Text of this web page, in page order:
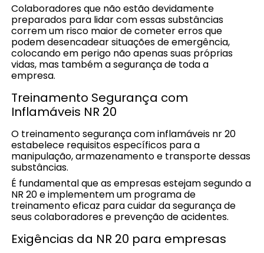
Colaboradores que não estão devidamente
preparados para lidar com essas substâncias
correm um risco maior de cometer erros que
podem desencadear situações de emergência,
colocando em perigo não apenas suas próprias
vidas, mas também a segurança de toda a
empresa.
Treinamento Segurança com
Inflamáveis NR 20
O treinamento segurança com inflamáveis nr 20
estabelece requisitos específicos para a
manipulação, armazenamento e transporte dessas
substâncias.
É fundamental que as empresas estejam segundo a
NR 20 e implementem um programa de
treinamento eficaz para cuidar da segurança de
seus colaboradores e prevenção de acidentes.
Exigências da NR 20 para empresas